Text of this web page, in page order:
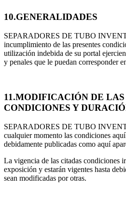
10.GENERALIDADES
SEPARADORES DE TUBO
incumplimiento de las presentes
utilización indebida de su portal
y penales que le puedan corresponder
11.MODIFICACIÓN DE LAS
CONDICIONES Y
SEPARADORES DE TUBO
cualquier momento las condiciones
debidamente publicadas como aquí
La vigencia de las citadas condiciones
exposición y estarán vigentes hasta
sean modificadas por otras.